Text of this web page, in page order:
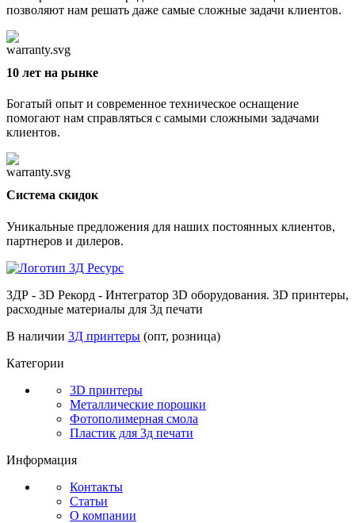
позволяют нам решать даже самые сложные задачи клиентов.
10 лет на рынке
Богатый опыт и современное техническое оснащение
помогают нам справляться с самыми сложными задачами
клиентов.
Cистема скидок
Уникальные предложения для наших постоянных клиентов,
партнеров и дилеров.
3ДР - 3D Рекорд - Интегратор 3D оборудования. 3D принтеры,
расходные материалы для 3д печати
В наличии 3Д принтеры (опт, розница)
Категории
3D принтеры
Металлические порошки
Фотополимерная смола
Пластик для 3д печати
Информация
Контакты
Статьи
О компании